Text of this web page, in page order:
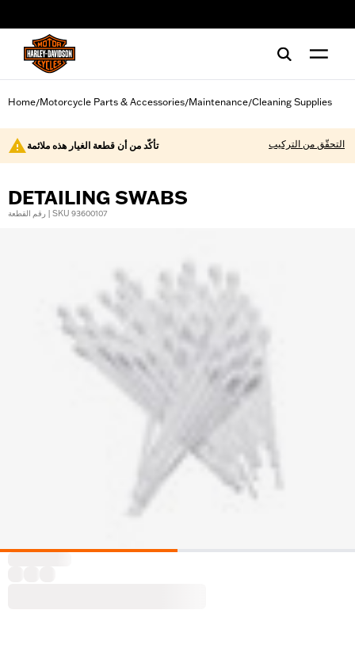
Home/Motorcycle Parts & Accessories/Maintenance/Cleaning Supplies
تأكّد من أن قطعة الغيار هذه ملائمة التحقّق من التركيب
DETAILING SWABS
رقم القطعة | SKU 93600107